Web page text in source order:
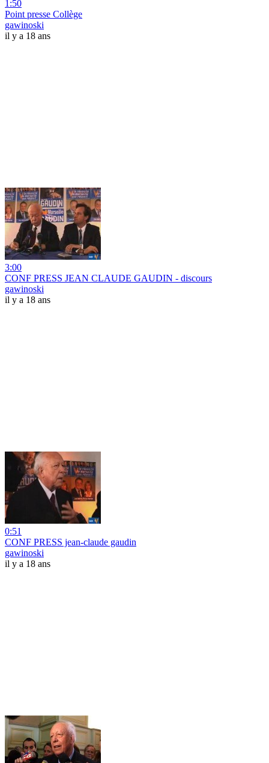
1:50
Point presse Collège
gawinoski
il y a 18 ans
3:00
CONF PRESS JEAN CLAUDE GAUDIN - discours
gawinoski
il y a 18 ans
0:51
CONF PRESS jean-claude gaudin
gawinoski
il y a 18 ans